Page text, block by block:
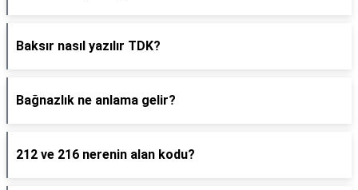
Baksır nasıl yazılır TDK?
Bağnazlık ne anlama gelir?
212 ve 216 nerenin alan kodu?